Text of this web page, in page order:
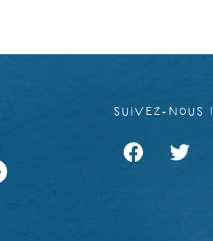
suivez-nous !